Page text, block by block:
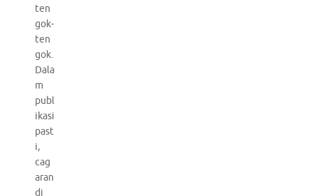
ten
gok-
ten
gok.
Dala
m
publ
ikasi
past
i,
cag
aran
di